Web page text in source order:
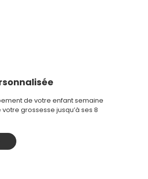
de votre enfant semaine
grossesse jusqu’à ses 8